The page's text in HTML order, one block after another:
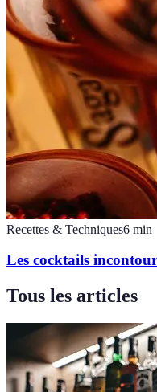
Recettes & Techniques6 min
Les cocktails
Tous les articles